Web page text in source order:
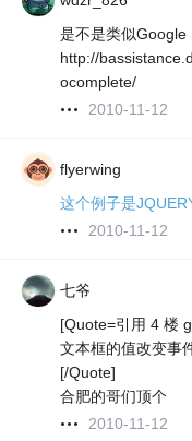
是不是类似Google
http://
ocomplete/
2010-11-12
flyerwing
这个例子是
2010-11-12
七爷
[Quote=引用 4 楼
文本框的值改变事
[/Quote]
合肥的哥们顶个
2010-11-12